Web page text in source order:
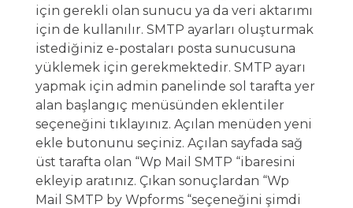
için gerekli olan sunucu ya da veri aktarımı
için de kullanılır. SMTP ayarları oluşturmak
istediğiniz e-postaları posta sunucusuna
yüklemek için gerekmektedir. SMTP ayarı
yapmak için admin panelinde sol tarafta yer
alan başlangıç menüsünden eklentiler
seçeneğini tıklayınız. Açılan menüden yeni
ekle butonunu seçiniz. Açılan sayfada sağ
üst tarafta olan “Wp Mail SMTP “ibaresini
ekleyip aratınız. Çıkan sonuçlardan “Wp
Mail SMTP by Wpforms “seçeneğini şimdi